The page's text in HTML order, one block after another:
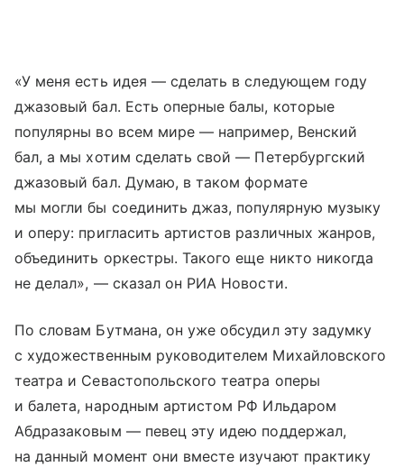
«У меня есть идея — сделать в следующем году
джазовый бал. Есть оперные балы, которые
популярны во всем мире — например, Венский
бал, а мы хотим сделать свой — Петербургский
джазовый бал. Думаю, в таком формате
мы могли бы соединить джаз, популярную музыку
и оперу: пригласить артистов различных жанров,
объединить оркестры. Такого еще никто никогда
не делал», — сказал он РИА Новости.
По словам Бутмана, он уже обсудил эту задумку
с художественным руководителем Михайловского
театра и Севастопольского театра оперы
и балета, народным артистом РФ Ильдаром
Абдразаковым — певец эту идею поддержал,
на данный момент они вместе изучают практику